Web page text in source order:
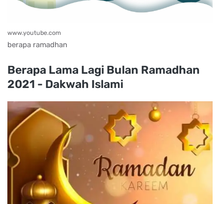
www.youtube.com
berapa ramadhan
Berapa Lama Lagi Bulan Ramadhan
2021 - Dakwah Islami